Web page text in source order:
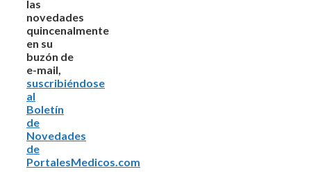
las
novedades
quincenalmente
en su
buzón de
e-mail,
suscribiéndose
al
Boletín
de
Novedades
de
PortalesMedicos.com